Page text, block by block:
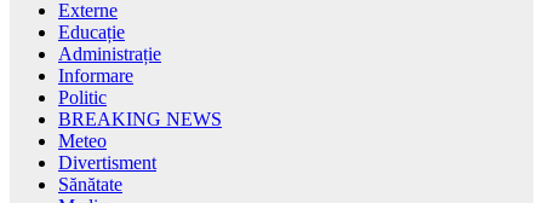
Externe
Educație
Administrație
Informare
Politic
BREAKING NEWS
Meteo
Divertisment
Sănătate